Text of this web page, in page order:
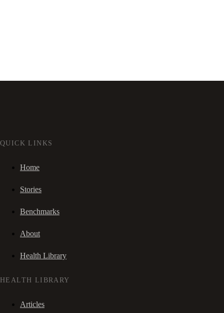
QUICK LINKS
Home
Stories
Benchmarks
About
Health Library
HEALTH LIBRARY
Articles